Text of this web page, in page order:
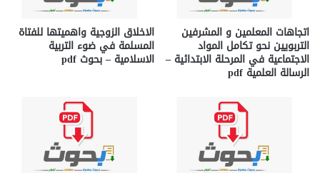
اتجاهات المعلمين و المشرفين
التربويين نحو تكامل المواد
الاجتماعية في المرحلة الابتدائية –
الرسالة العلمية pdf
الاخلاق الزوجية واهميتها للفتاة
المسلمة في ضوء التربية
الاسلامية – بحوث pdf